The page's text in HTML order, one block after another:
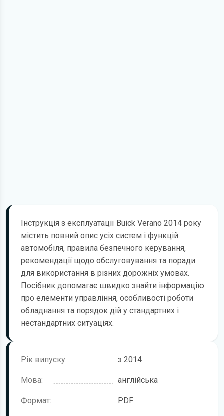
Інструкція з експлуатації Buick Verano 2014 року
містить повний опис усіх систем і функцій
автомобіля, правила безпечного керування,
рекомендації щодо обслуговування та поради
для використання в різних дорожніх умовах.
Посібник допомагає швидко знайти інформацію
про елементи управління, особливості роботи
обладнання та порядок дій у стандартних і
нестандартних ситуаціях.
Рік випуску: з 2014
Мова: англійська
Формат: PDF